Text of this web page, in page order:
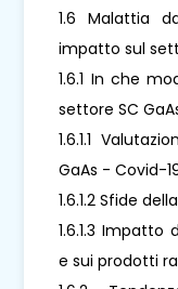
1.6 Malattia
impatto sul
1.6.1 In che
settore SC
1.6.1.1
GaAs - Covid-
1.6.1.2 Sfide
1.6.1.3 Impatto
e sui prodotti